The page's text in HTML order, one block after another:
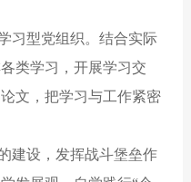
习型党组织。结合实际
类学习，开展学习交
文，把学习与工作紧密
建设，发挥战斗堡垒作